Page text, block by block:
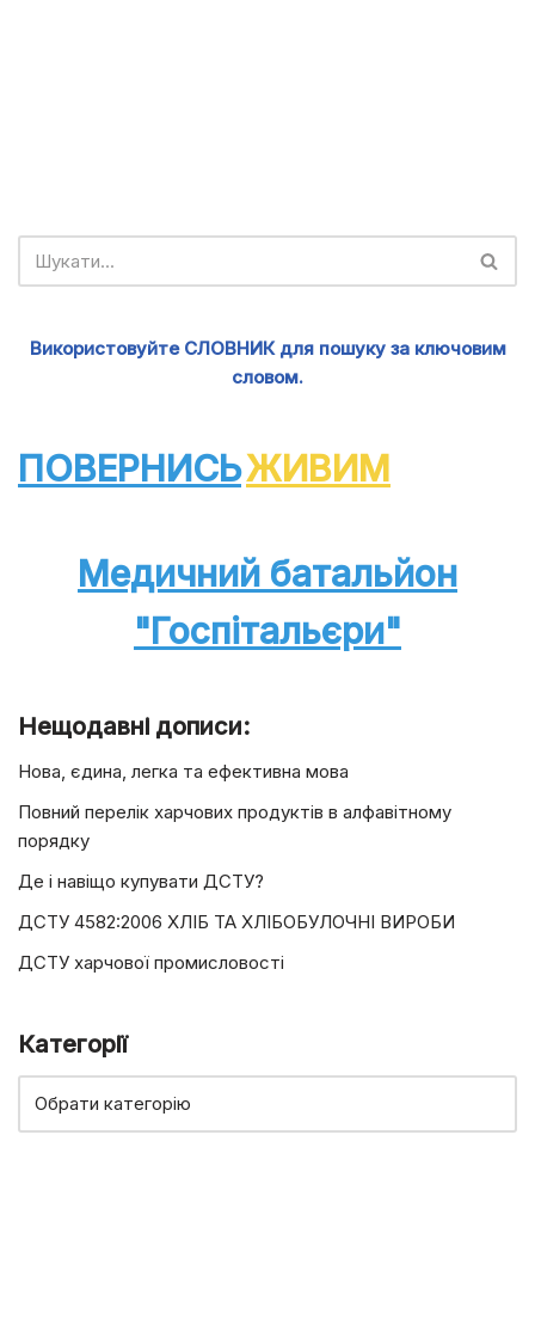
Використовуйте СЛОВНИК для пошуку за ключовим
словом.
ПОВЕРНИСЬЖИВИМ
Медичний батальйон
"Госпітальєри"
Нещодавні дописи:
Нова, єдина, легка та ефективна мова
Повний перелік харчових продуктів в алфавітному
порядку
Де і навіщо купувати ДСТУ?
ДСТУ 4582:2006 ХЛІБ ТА ХЛІБОБУЛОЧНІ ВИРОБИ
ДСТУ харчової промисловості
Категорії